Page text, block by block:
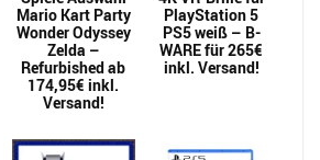
Mario Kart Party
Wonder Odyssey
Zelda –
Refurbished ab
174,95€ inkl.
Versand!
PlayStation 5
PS5 weiß – B-
WARE für 265€
inkl. Versand!